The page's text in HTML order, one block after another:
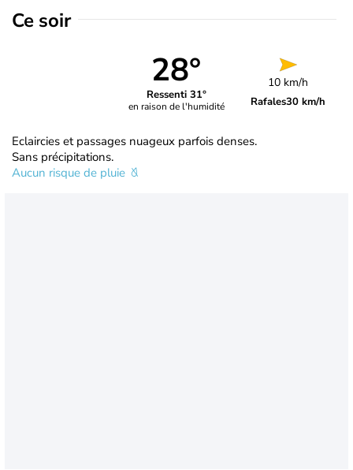
Ce soir
28°
Ressenti 31°
en raison de l'humidité
10 km/h
Rafales30 km/h
Eclaircies et passages nuageux parfois denses.
Sans précipitations.
Aucun risque de pluie